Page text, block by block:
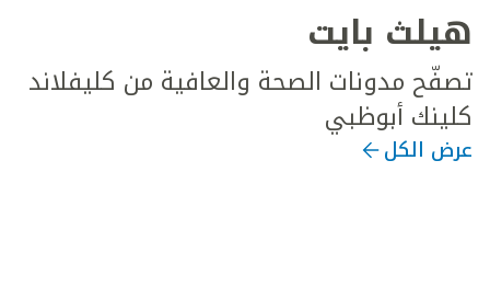
هيلث بايت
تصفّح مدونات الصحة والعافية من كليفلاند
كلينك أبوظبي
عرض الكل